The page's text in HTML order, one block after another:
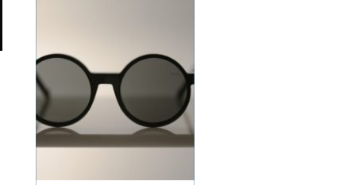
tunge at være i. I en by
som Odense, hv...